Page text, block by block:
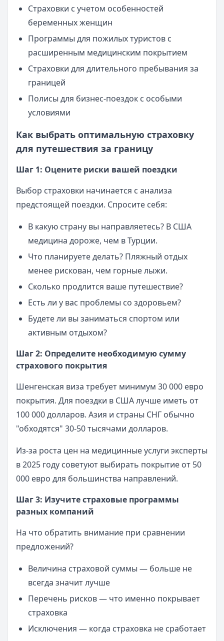
Страховки с учетом особенностей
беременных женщин
Программы для пожилых туристов с
расширенным медицинским покрытием
Страховки для длительного пребывания за
границей
Полисы для бизнес-поездок с особыми
условиями
Как выбрать оптимальную страховку
для путешествия за границу
Шаг 1: Оцените риски вашей поездки
Выбор страховки начинается с анализа
предстоящей поездки. Спросите себя:
В какую страну вы направляетесь? В США
медицина дороже, чем в Турции.
Что планируете делать? Пляжный отдых
менее рискован, чем горные лыжи.
Сколько продлится ваше путешествие?
Есть ли у вас проблемы со здоровьем?
Будете ли вы заниматься спортом или
активным отдыхом?
Шаг 2: Определите необходимую сумму
страхового покрытия
Шенгенская виза требует минимум 30 000 евро
покрытия. Для поездки в США лучше иметь от
100 000 долларов. Азия и страны СНГ обычно
"обходятся" 30-50 тысячами долларов.
Из-за роста цен на медицинные услуги эксперты
в 2025 году советуют выбирать покрытие от 50
000 евро для большинства направлений.
Шаг 3: Изучите страховые программы
разных компаний
На что обратить внимание при сравнении
предложений?
Величина страховой суммы — больше не
всегда значит лучше
Перечень рисков — что именно покрывает
страховка
Исключения — когда страховка не сработает